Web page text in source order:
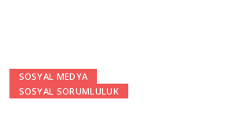
SOSYAL MEDYA
SOSYAL SORUMLULUK